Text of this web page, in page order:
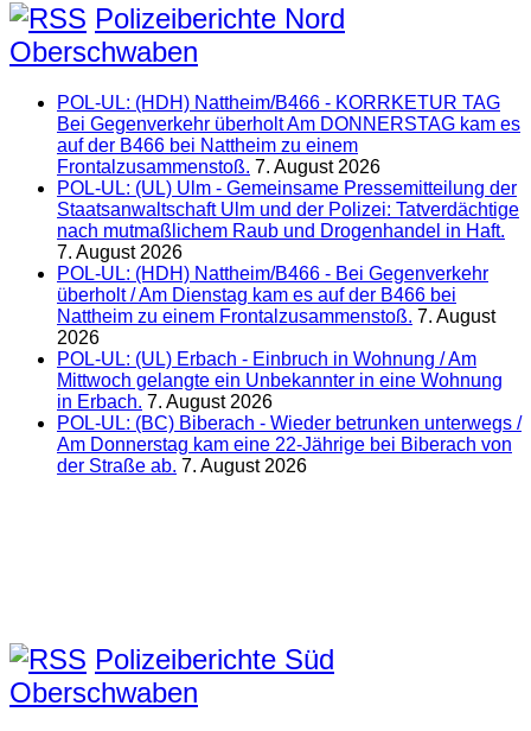
Polizeiberichte Nord
Oberschwaben
POL-UL: (HDH) Nattheim/B466 - KORRKETUR TAG
Bei Gegenverkehr überholt Am DONNERSTAG kam es
auf der B466 bei Nattheim zu einem
Frontalzusammenstoß. 7. August 2026
POL-UL: (UL) Ulm - Gemeinsame Pressemitteilung der
Staatsanwaltschaft Ulm und der Polizei: Tatverdächtige
nach mutmaßlichem Raub und Drogenhandel in Haft.
7. August 2026
POL-UL: (HDH) Nattheim/B466 - Bei Gegenverkehr
überholt / Am Dienstag kam es auf der B466 bei
Nattheim zu einem Frontalzusammenstoß. 7. August
2026
POL-UL: (UL) Erbach - Einbruch in Wohnung / Am
Mittwoch gelangte ein Unbekannter in eine Wohnung
in Erbach. 7. August 2026
POL-UL: (BC) Biberach - Wieder betrunken unterwegs /
Am Donnerstag kam eine 22-Jährige bei Biberach von
der Straße ab. 7. August 2026
Polizeiberichte Süd
Oberschwaben